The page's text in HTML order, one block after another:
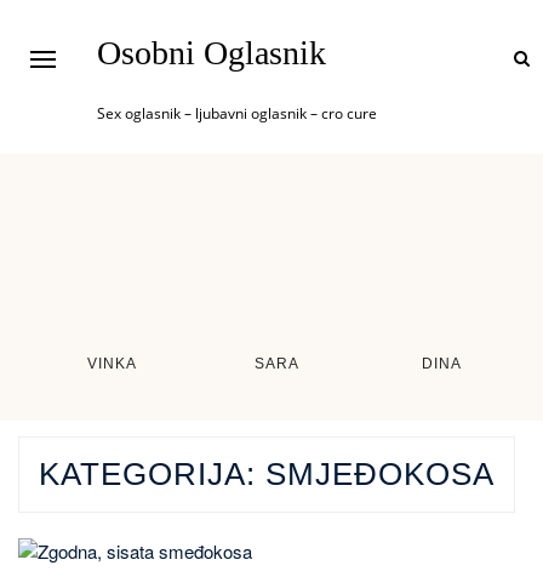
Osobni Oglasnik
Sex oglasnik – ljubavni oglasnik – cro cure
VINKA SARA DINA
KATEGORIJA: SMJEĐOKOSA